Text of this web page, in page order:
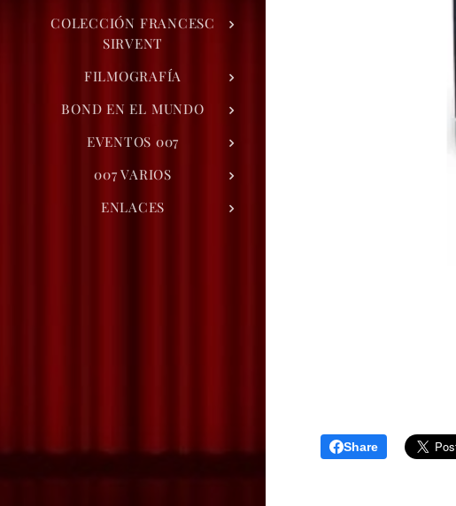
COLECCIÓN FRANCESC
SIRVENT
FILMOGRAFÍA
BOND EN EL MUNDO
EVENTOS 007
007 VARIOS
ENLACES
Share